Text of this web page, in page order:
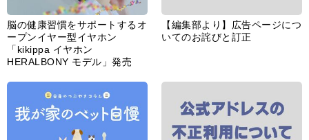
脳の健康習慣をサポートするオ
ープンイヤー型イヤホン
「kikippa イヤホン
HERALBONY モデル」発売
【編集部より】広告ページにつ
いてのお詫びと訂正